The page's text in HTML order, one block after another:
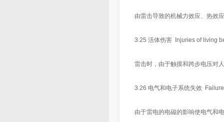
由雷击导致的机械力效应、热效
3.25 活体伤害 Injuries of living
雷击时，由于触摸和跨步电压对
3.26 电气和电子系统失效
由于雷电的电磁的影响使电气和